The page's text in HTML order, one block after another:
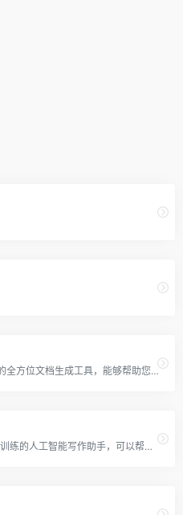
字符狂飙是一款基于AI技术的全方位文档生成工具，能够帮助您快速生成各类专业文档。与传统的文档生成工具相比，字符狂飙更加快速、简便，让您节省时间和精力，专注于更重要的事情。从文案编辑到创意内容，从Email自动生成到公司运营，它都能满足您的各种需求。
Moonbeam是一款经过专门训练的人工智能写作助手，可以帮助你撰写论文、故事、文章、博客和其他长篇内容。该工具免费版提供30,000个单词的额度，付费版Pro 15 美金每月。